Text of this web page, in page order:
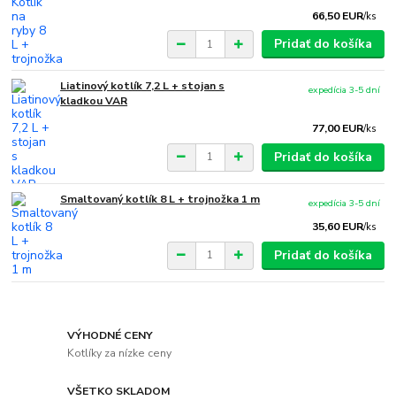
66,50 EUR/ks
Pridať do košíka
Liatinový kotlík 7,2 L + stojan s
kladkou VAR
77,00 EUR/ks
expedícia 3-5 dní
Pridať do košíka
Smaltovaný kotlík 8 L + trojnožka 1 m
35,60 EUR/ks
expedícia 3-5 dní
Pridať do košíka
VÝHODNÉ CENY
Kotlíky za nízke ceny
VŠETKO SKLADOM